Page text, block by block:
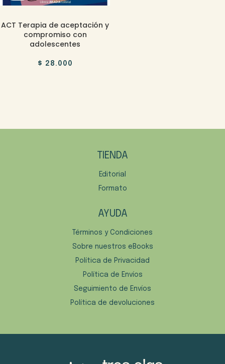
ACT Terapia de aceptación y
compromiso con
adolescentes
$ 28.000
TIENDA
Editorial
Formato
AYUDA
Términos y Condiciones
Sobre nuestros eBooks
Política de Privacidad
Política de Envíos
Seguimiento de Envíos
Política de devoluciones